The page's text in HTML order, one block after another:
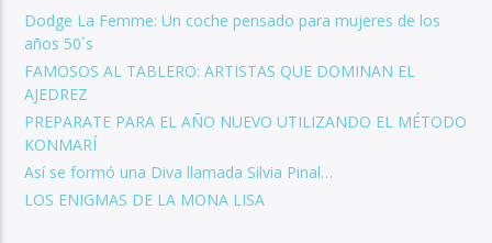
Dodge La Femme: Un coche pensado para mujeres de los
años 50´s
FAMOSOS AL TABLERO: ARTISTAS QUE DOMINAN EL
AJEDREZ
PREPARATE PARA EL AÑO NUEVO UTILIZANDO EL MÉTODO
KONMARÍ
Así se formó una Diva llamada Silvia Pinal…
LOS ENIGMAS DE LA MONA LISA